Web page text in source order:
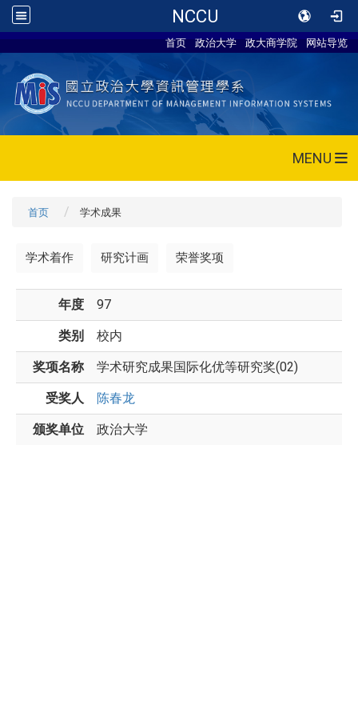
NCCU
首页 政治大学 政大商学院 网站导览
MENU
首页 学术成果
学术着作 研究计画 荣誉奖项
年度 97
类别 校内
奖项名称 学术研究成果国际化优等研究奖(02)
受奖人 陈春龙
颁奖单位 政治大学